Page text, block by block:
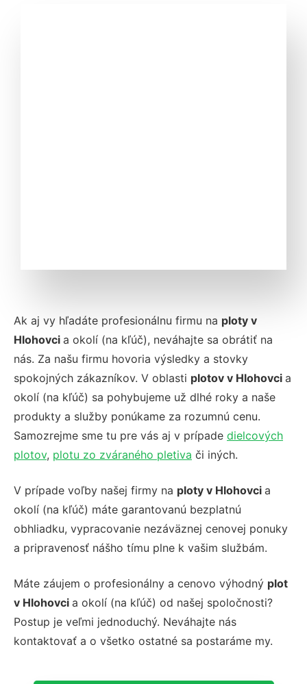
Ak aj vy hľadáte profesionálnu firmu na ploty v
Hlohovci a okolí (na kľúč), neváhajte sa obrátiť na
nás. Za našu firmu hovoria výsledky a stovky
spokojných zákazníkov. V oblasti plotov v Hlohovci a
okolí (na kľúč) sa pohybujeme už dlhé roky a naše
produkty a služby ponúkame za rozumnú cenu.
Samozrejme sme tu pre vás aj v prípade dielcových
plotov, plotu zo zváraného pletiva či iných.
V prípade voľby našej firmy na ploty v Hlohovci a
okolí (na kľúč) máte garantovanú bezplatnú
obhliadku, vypracovanie nezáväznej cenovej ponuky
a pripravenosť nášho tímu plne k vašim službám.
Máte záujem o profesionálny a cenovo výhodný plot
v Hlohovci a okolí (na kľúč) od našej spoločnosti?
Postup je veľmi jednoduchý. Neváhajte nás
kontaktovať a o všetko ostatné sa postaráme my.